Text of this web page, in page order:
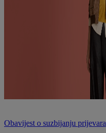
Obavijest o suzbijanju prijevara